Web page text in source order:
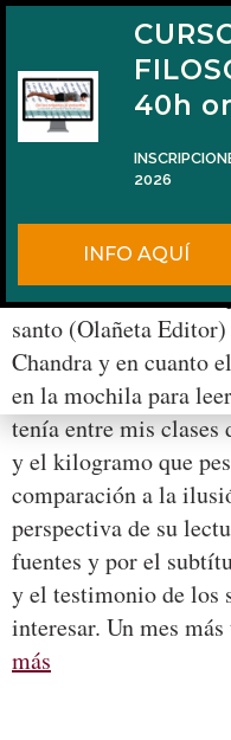
‘El científico y el
personal
En diciembre 2016
santo (Olañeta
Chandra y en cuanto
en la mochila para
tenía entre mis clases
y el kilogramo que
comparación a la
perspectiva de su
fuentes y por el
y el testimonio de los
interesar. Un mes
más
40h
2026
INFO AQUÍ